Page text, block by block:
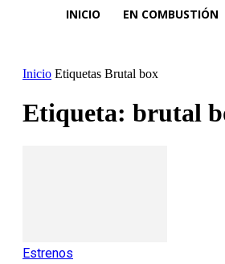
INICIO EN COMBUSTIÓN
Inicio Etiquetas Brutal box
Etiqueta: brutal
Estrenos